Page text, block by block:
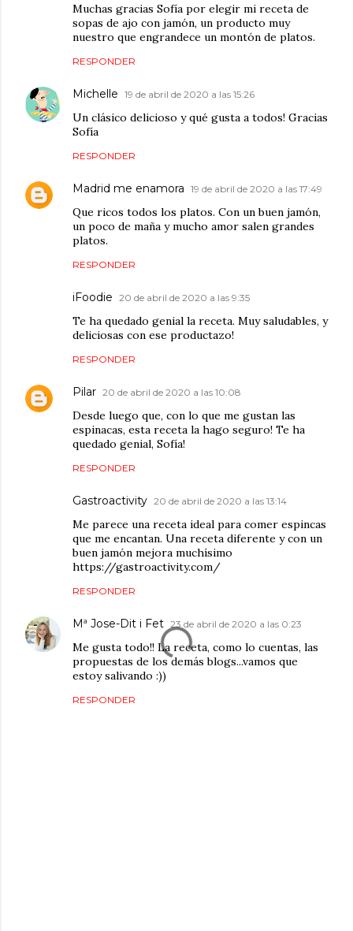
Muchas gracias Sofía por elegir mi receta de
sopas de ajo con jamón, un producto muy
nuestro que engrandece un montón de platos.
RESPONDER
Michelle 19 de abril de 2020 a las 15:26
Un clásico delicioso y qué gusta a todos! Gracias
Sofía
RESPONDER
Madrid me enamora 19 de abril de 2020 a las 17:49
Que ricos todos los platos. Con un buen jamón,
un poco de maña y mucho amor salen grandes
platos.
RESPONDER
iFoodie 20 de abril de 2020 a las 9:35
Te ha quedado genial la receta. Muy saludables, y
deliciosas con ese productazo!
RESPONDER
Pilar 20 de abril de 2020 a las 10:08
Desde luego que, con lo que me gustan las
espinacas, esta receta la hago seguro! Te ha
quedado genial, Sofía!
RESPONDER
Gastroactivity 20 de abril de 2020 a las 13:14
Me parece una receta ideal para comer espincas
que me encantan. Una receta diferente y con un
buen jamón mejora muchísimo
https://gastroactivity.com/
RESPONDER
Mª Jose-Dit i Fet 23 de abril de 2020 a las 0:23
Me gusta todo!! La receta, como lo cuentas, las
propuestas de los demás blogs...vamos que
estoy salivando :))
RESPONDER